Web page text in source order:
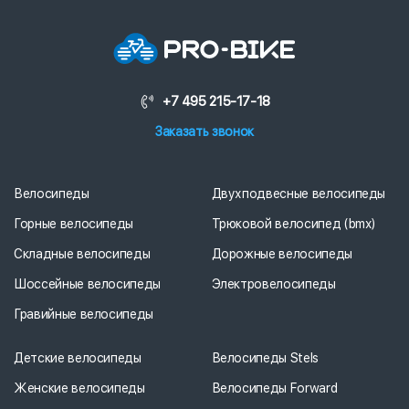
+7 495 215-17-18
Заказать звонок
Велосипеды
Горные велосипеды
Складные велосипеды
Шоссейные велосипеды
Гравийные велосипеды
Двухподвесные велосипеды
Трюковой велосипед (bmx)
Дорожные велосипеды
Электровелосипеды
Детские велосипеды
Женские велосипеды
Велосипеды Stels
Велосипеды Forward